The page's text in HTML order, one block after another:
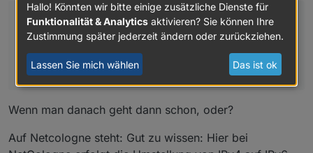
23  * * *
24  * * *
25  * * *
27  * * *
28  * * *
29  * * *
15  * * *
16  * * *
17  * * *
19  * * *
20  * * *
21  * * *
23  * * *
25  * * *
localhost/128                  [::]
debian.fritz.box/128           [::]
debian.fritz.box/128           [::]
fe80::ca9c:dcff:feec:fbbc/128  [::]
ff00::/8                       [::]
Stelle deinen WLAN-Router so ein, dass
eine native IPv6-Anbindung für den
Internetzugang verwendet, die IPv4-
Verbindung über DS-Lite hergestellt und
die AFTR-Adresse automatisch über
DHCPv6 ermittelt wird.
eigenen-router-einrichten/vdsl/
Deine Fritzbox war/ist also falsch eingestellt.
Quelle:
https://www.netcologne.de/privatkunden/hilfe/eige
nen-router-einrichten/vdsl/
Deine Fritzbox war/ist also falsch eingestellt.
Wenn man danach geht dann schon, oder?
Auf Netcologne steht: Gut zu wissen: Hier bei
Hallo! Könnten wir bitte einige zusätzliche Dienste für
Funktionalität & Analytics aktivieren? Sie können Ihre
Zustimmung später jederzeit ändern oder zurückziehen.
Lassen Sie mich wählen Das ist ok